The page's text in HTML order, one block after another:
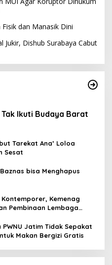
dan Manasik Dini
Jukir, Dishub Surabaya Cabut
Ikuti Budaya Barat
Tarekat Ana’ Loloa
Sesat
bisa Menghapus
Kontemporer, Kemenag
Pembinaan Lembaga
Jatim Tidak Sepakat
Makan Bergizi Gratis
Transfer Data